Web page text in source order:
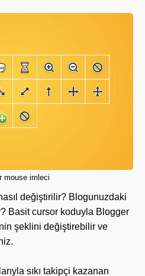
mouse imleci
değiştirilir? Blogunuzdaki
Basit cursor koduyla Blogger
şeklini değiştirebilir ve
sıkı takipçi kazanan